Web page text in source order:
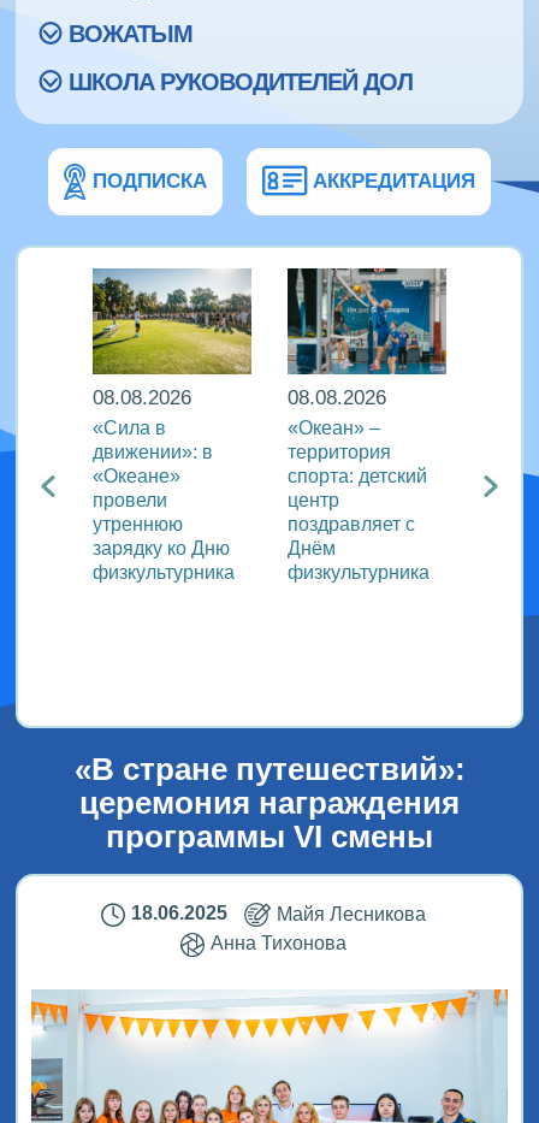
ВОЖАТЫМ
ШКОЛА РУКОВОДИТЕЛЕЙ ДОЛ
ПОДПИСКА АККРЕДИТАЦИЯ
с
08.08.2026
«Сила в
движении»: в
«Океане»
провели
утреннюю
зарядку ко Дню
физкультурника
08.08.2026
«Океан» –
территория
спорта: детский
центр
поздравляет с
Днём
физкультурника
«В стране путешествий»:
церемония награждения
программы VI смены
18.06.2025
Майя Лесникова
Анна Тихонова